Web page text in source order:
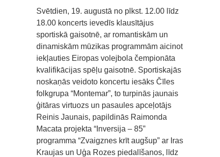
Svētdien, 19. augustā no plkst. 12.00 līdz
18.00 koncerts ievedīs klausītājus
sportiskā gaisotnē, ar romantiskām un
dinamiskām mūzikas programmām aicinot
iekļauties Eiropas volejbola čempionāta
kvalifikācijas spēļu gaisotnē. Sportiskajās
noskaņās veidoto koncertu iesāks Čīles
folkgrupa “Montemar”, to turpinās jaunais
ģitāras virtuozs un pasaules apceļotājs
Reinis Jaunais, papildinās Raimonda
Macata projekta “Inversija – 85”
programma “Zvaigznes krīt augšup” ar Iras
Kraujas un Uģa Rozes piedalīšanos, līdz